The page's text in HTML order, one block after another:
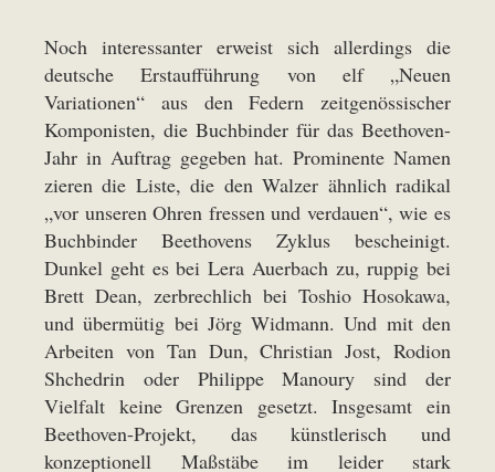
Noch interessanter erweist sich allerdings die
deutsche Erstaufführung von elf „Neuen
Variationen“ aus den Federn zeitgenössischer
Komponisten, die Buchbinder für das Beethoven-
Jahr in Auftrag gegeben hat. Prominente Namen
zieren die Liste, die den Walzer ähnlich radikal
„vor unseren Ohren fressen und verdauen“, wie es
Buchbinder Beethovens Zyklus bescheinigt.
Dunkel geht es bei Lera Auerbach zu, ruppig bei
Brett Dean, zerbrechlich bei Toshio Hosokawa,
und übermütig bei Jörg Widmann. Und mit den
Arbeiten von Tan Dun, Christian Jost, Rodion
Shchedrin oder Philippe Manoury sind der
Vielfalt keine Grenzen gesetzt. Insgesamt ein
Beethoven-Projekt, das künstlerisch und
konzeptionell Maßstäbe im leider stark